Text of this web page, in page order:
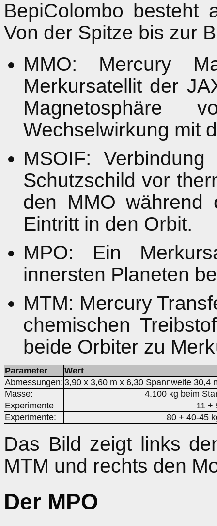
BepiColombo besteht
Von der Spitze bis zur
MMO: Mercury
Merkursatellit der
Wechselwirkung mit
MSOIF:
Schutzschild vor
den MMO
Eintritt in den Orbit.
MPO: Ein
innersten Planeten
MTM: Mercury
chemischen
beide Orbiter zu
Parameter
Wert
Abmessungen: 3,90 x 3,60 m x 6,30 Spannweite 30,4
Masse:
4.100 kg beim
Experimente
11 +
Experimente:
80 + 40-45
Das Bild zeigt links
MTM und rechts den
Der MPO